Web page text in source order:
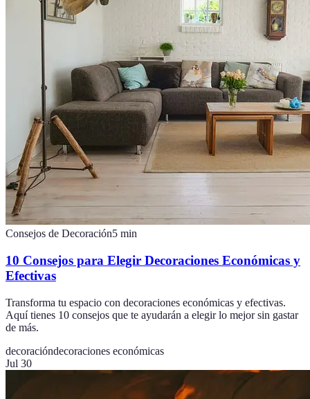
Consejos de Decoración5 min
10 Consejos para Elegir Decoraciones Económicas y
Efectivas
Transforma tu espacio con decoraciones económicas y efectivas.
Aquí tienes 10 consejos que te ayudarán a elegir lo mejor sin gastar
de más.
decoracióndecoraciones económicas
Jul 30